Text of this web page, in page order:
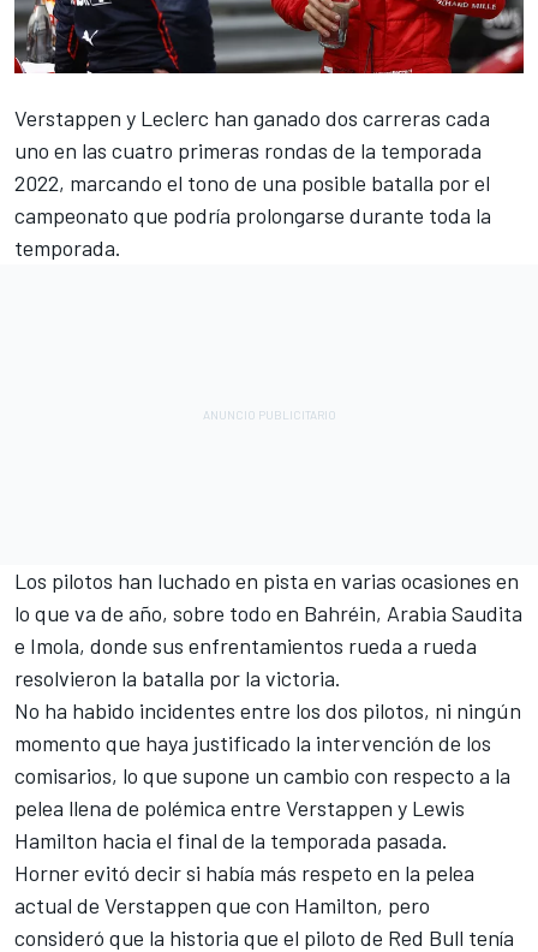
Verstappen y Leclerc han ganado dos carreras cada
uno en las cuatro primeras rondas de la temporada
2022, marcando el tono de una posible batalla por el
campeonato que podría prolongarse durante toda la
temporada.
Los pilotos han luchado en pista en varias ocasiones en
lo que va de año, sobre todo en Bahréin, Arabia Saudita
e Imola, donde sus enfrentamientos rueda a rueda
resolvieron la batalla por la victoria.
No ha habido incidentes entre los dos pilotos, ni ningún
momento que haya justificado la intervención de los
comisarios, lo que supone un cambio con respecto a la
pelea llena de polémica entre Verstappen y Lewis
Hamilton hacia el final de la temporada pasada.
Horner evitó decir si había más respeto en la pelea
actual de Verstappen que con Hamilton, pero
consideró que la historia que el piloto de Red Bull tenía